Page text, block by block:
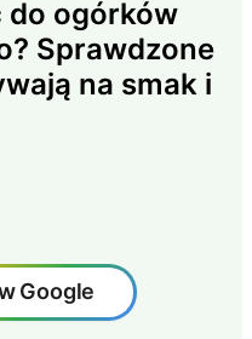
do ogórków
Sprawdzone
na smak i
Google